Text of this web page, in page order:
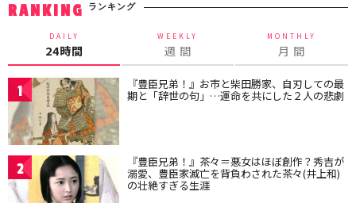
RANKING ランキング
DAILY
24時間
WEEKLY
週 間
MONTHLY
月 間
1 『豊臣兄弟！』お市と柴田勝家、自刃しての最
期と「辞世の句」…運命を共にした２人の悲劇
2 『豊臣兄弟！』茶々＝悪女はほぼ創作？秀吉が
溺愛、豊臣家滅亡を背負わされた茶々(井上和)
の壮絶すぎる生涯